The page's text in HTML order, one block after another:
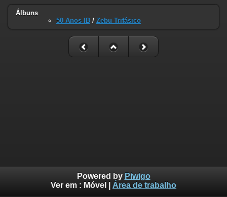
Álbuns
50 Anos IB / Zebu Trifásico
Powered by Piwigo
Ver em : Móvel Área de trabalho